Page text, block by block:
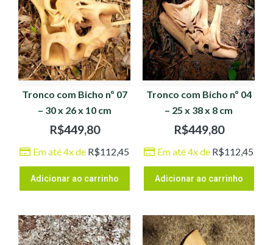
Tronco com Bicho nº 07
– 30 x 26 x 10 cm
R$449,80
Em até 4x de R$112,45
Adicionar ao carrinho
Tronco com Bicho nº 04
– 25 x 38 x 8 cm
R$449,80
Em até 4x de R$112,45
Adicionar ao carrinho